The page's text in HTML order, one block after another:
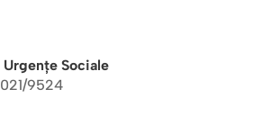
Sociale
9524